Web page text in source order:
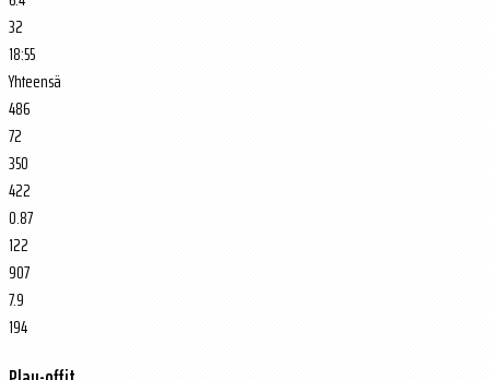
32
18:55
Yhteensä
486
72
350
422
0.87
122
907
7.9
194